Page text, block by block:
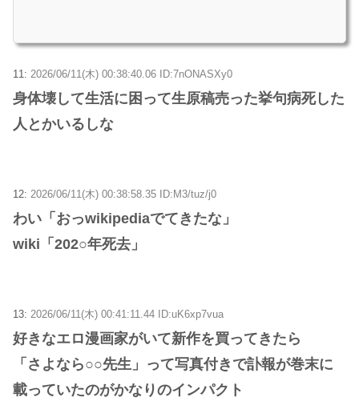
11: 2026/06/11(木) 00:38:40.06 ID:7nONASXy0
身体壊して生活に困って生原稿売った挙句病死した
人とかいるしな
12: 2026/06/11(木) 00:38:58.35 ID:M3/tuz/j0
わい「おっwikipediaでてきたな」
wiki「202○年死去」
13: 2026/06/11(木) 00:41:11.44 ID:uK6xp7vua
好きなエロ漫画家がいて新作を買ってきたら
「さよなら○○先生」って写真付きで訃報が巻末に
載っていたのがかなりのインパクト